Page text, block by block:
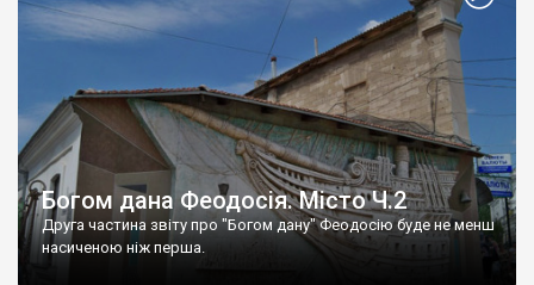
Богом дана Феодосія. Місто Ч.2
Друга частина звіту про "Богом дану" Феодосію буде не менш
насиченою ніж перша.